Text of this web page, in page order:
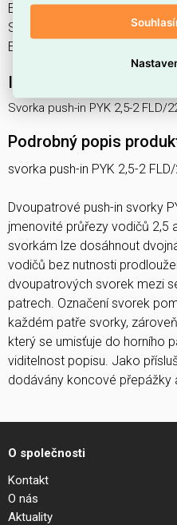
ELEKTRO BEČOV A0307359
Svorka push-in PYK 2,5-2
ELOSOS1142304.
Svorka push-in PYK 2,5-2 FLD/
Podrobný popis
svorka push-in PYK 2,5-2
Dvoupatrové push-in svorky
jmenovité průřezy vodičů 2,5
svorkám lze dosáhnout
vodičů bez nutnosti
dvoupatrových svorek mezi
patrech. Označení svorek
každém patře svorky,
který se umisťuje do horního
viditelnost popisu. Jako
dodávány koncové přepážky
O společnosti
Kontakt
O nás
Aktuality